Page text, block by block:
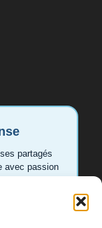
partagés
avec passion
nouvelles